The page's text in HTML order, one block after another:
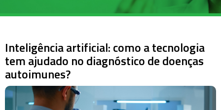
Inteligência artificial: como a tecnologia
tem ajudado no diagnóstico de doenças
autoimunes?